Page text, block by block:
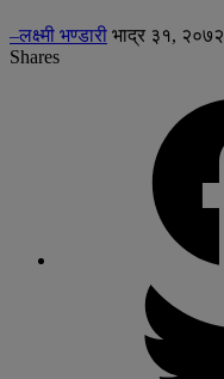
–लक्ष्मी भण्डारी भाद्र ३१, २०७२
Shares